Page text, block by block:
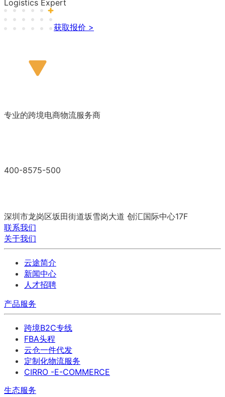
Logistics Expert
获取报价 >
专业的跨境电商物流服务商
400-8575-500
深圳市龙岗区坂田街道坂雪岗大道 创汇国际中心17F
联系我们
关于我们
云途简介
新闻中心
人才招聘
产品服务
跨境B2C专线
FBA头程
云仓一件代发
定制化物流服务
CIRRO -E-COMMERCE
生态服务